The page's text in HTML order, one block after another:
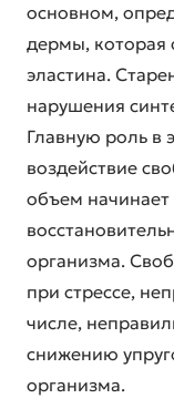
основном,
дермы, которая
эластина.
нарушения
Главную роль в
воздействие
объем
организма.
при стрессе,
числе,
снижению
организма.